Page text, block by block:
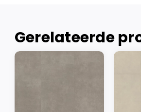
Gerelateerde